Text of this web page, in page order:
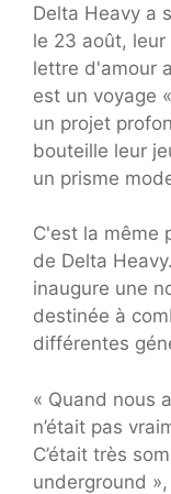
Delta Heavy a
le 23 août, leur
lettre d'amour
est un voyage
un projet
bouteille leur
un prisme
C'est la même
de Delta
inaugure une
destinée à
différentes
« Quand nous
n’était pas
C’était très
underground